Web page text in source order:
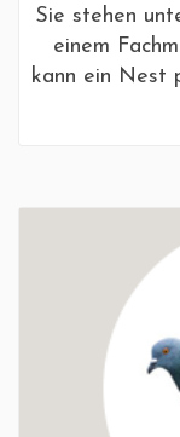
Sie stehen
einem
kann ein Nest